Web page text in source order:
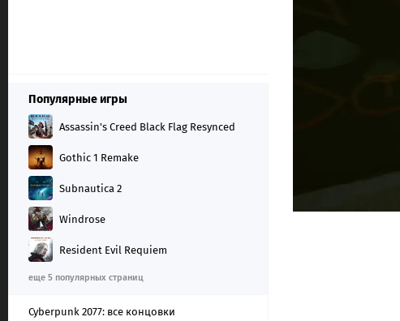
Популярные игры
Assassin's Creed Black Flag Resynced
Gothic 1 Remake
Subnautica 2
Windrose
Resident Evil Requiem
еще 5 популярных страниц
Cyberpunk 2077: все концовки